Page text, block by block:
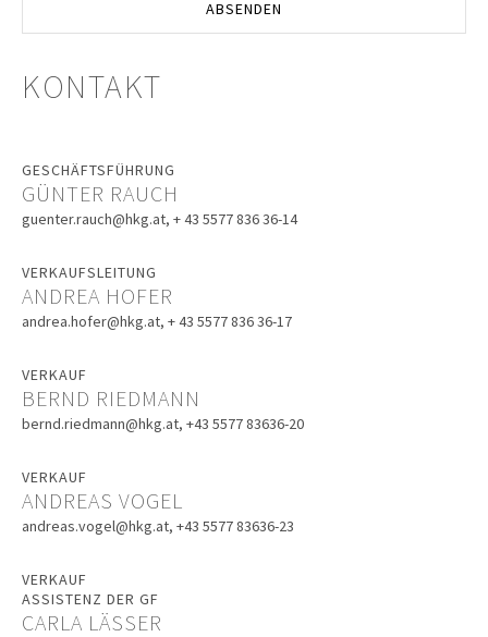
KONTAKT
GESCHÄFTSFÜHRUNG
GÜNTER RAUCH
guenter.rauch@hkg.at, + 43 5577 836 36-14
VERKAUFSLEITUNG
ANDREA HOFER
andrea.hofer@hkg.at, + 43 5577 836 36-17
VERKAUF
BERND RIEDMANN
bernd.riedmann@hkg.at, +43 5577 83636-20
VERKAUF
ANDREAS VOGEL
andreas.vogel@hkg.at, +43 5577 83636-23
VERKAUF
ASSISTENZ DER GF
CARLA LÄSSER